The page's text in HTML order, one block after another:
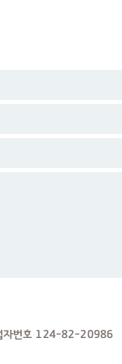
자번호 124-82-20986